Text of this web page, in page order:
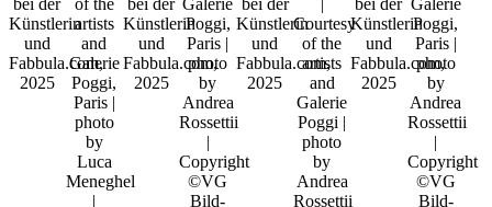
Künstlerin
und
Fabbula.com,
2025
artists
and
Galerie
Poggi,
Paris |
photo
by
Luca
Meneghel
|
Künstlerin
und
Fabbula.com,
2025
Poggi,
Paris |
photo
by
Andrea
Rossettii
|
Copyright
©VG
Bild-
Künstlerin
und
Fabbula.com,
2025
Courtesy
of the
artists
and
Galerie
Poggi |
photo
by
Andrea
Rossettii
Künstlerin
und
Fabbula.com,
2025
Poggi,
Paris |
photo
by
Andrea
Rossettii
|
Copyright
©VG
Bild-